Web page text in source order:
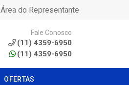
Área do Representante
Fale Conosco
(11) 4359-6950
(11) 4359-6950
OFERTAS